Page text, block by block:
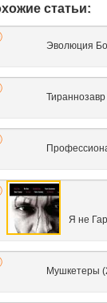
Эволюция
Я не
Мушкетеры